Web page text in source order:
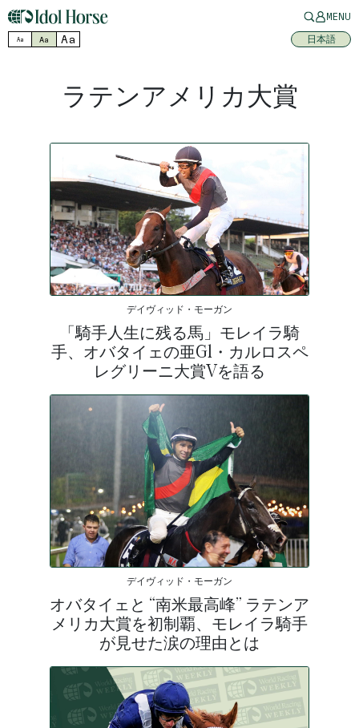
MENU
Aa Aa Aa 日本語
ラテンアメリカ大賞
デイヴィッド・モーガン
「騎手人生に残る馬」モレイラ騎
手、オバタイェの亜G1・カルロスペ
レグリーニ大賞Vを語る
デイヴィッド・モーガン
オバタイェと “南米最高峰” ラテンア
メリカ大賞を初制覇、モレイラ騎手
が見せた涙の理由とは